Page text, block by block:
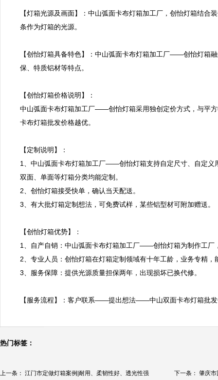
【灯箱光源及画面】：中山弧面卡布灯箱加工厂，创怡灯箱结
条作为灯箱的光源。
【创怡灯箱具备特色】：中山弧面卡布灯箱加工厂——创怡灯箱
保、特质铝材等特点。
【创怡灯箱价格说明】：
中山弧面卡布灯箱加工厂——创怡灯箱采用独创定价方式，与平
卡布灯箱批发价格越优。
【定制说明】：
1、中山弧面卡布灯箱加工厂——创怡灯箱支持自定尺寸、自定义
双面、单面等灯箱分类均能定制。
2、创怡灯箱接受快单，确认当天配送。
3、有大批灯箱定制想法，可免费试样，某些铝型材可附加赠送。
【创怡灯箱优势】：
1、自产自销：中山弧面卡布灯箱加工厂——创怡灯箱为制作工厂
2、专业人员：创怡灯箱在灯箱定制领域有十年工龄，业务专精，
3、服务保障：提供光源质量担保两年，出现损坏已换代修。
【服务流程】：客户联系——提出想法——中山双面卡布灯箱
热门标签：
上一条： 江门市定做灯箱案例|耐用、柔韧性好、透光性强 下一条： 肇庆市